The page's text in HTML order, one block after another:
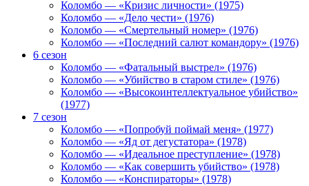
Коломбо — «Кризис личности» (1975)
Коломбо — «Дело чести» (1976)
Коломбо — «Смертельный номер» (1976)
Коломбо — «Последний салют командору» (1976)
6 сезон
Коломбо — «Фатальный выстрел» (1976)
Коломбо — «Убийство в старом стиле» (1976)
Коломбо — «Высокоинтеллектуальное убийство»
(1977)
7 сезон
Коломбо — «Попробуй поймай меня» (1977)
Коломбо — «Яд от дегустатора» (1978)
Коломбо — «Идеальное преступление» (1978)
Коломбо — «Как совершить убийство» (1978)
Коломбо — «Конспираторы» (1978)